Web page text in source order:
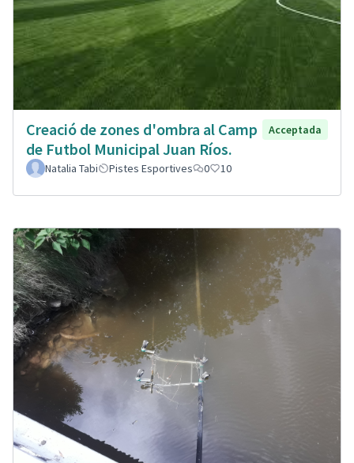
Creació de zones d'ombra al Camp
de Futbol Municipal Juan Ríos.
Acceptada
Natalia Tabi Pistes Esportives 0 10